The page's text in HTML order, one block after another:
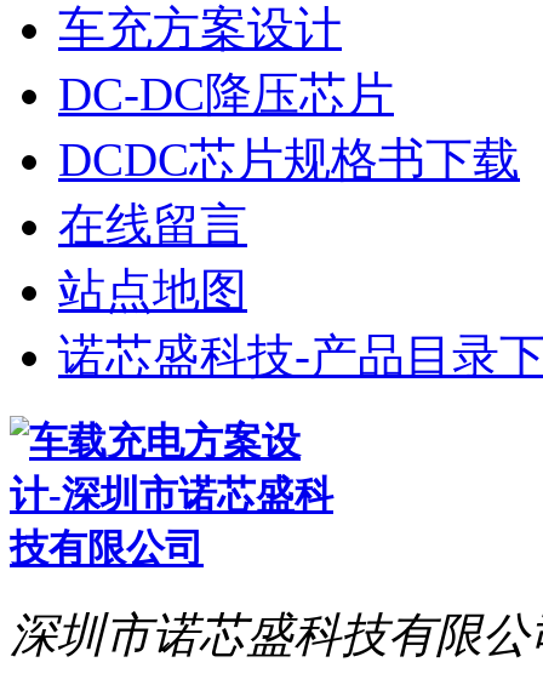
车充方案设计
DC-DC降压芯片
DCDC芯片规格书下载
在线留言
站点地图
诺芯盛科技-产品目录
深圳市诺芯盛科技有限公